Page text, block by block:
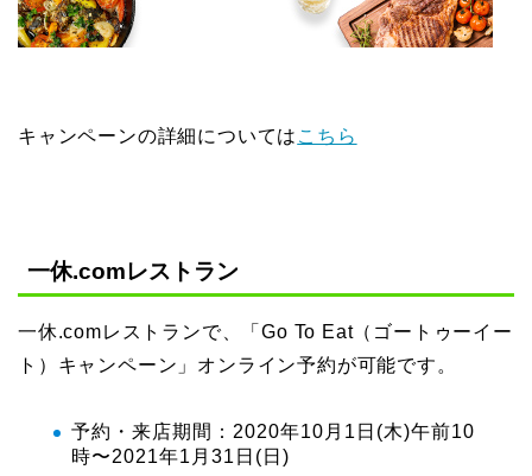
キャンペーンの詳細については こちら
一休.comレストラン
一休.comレストランで、「Go To Eat（ゴートゥーイー
ト）キャンペーン」オンライン予約が可能です。
予約・来店期間：2020年10月1日(木)午前10
時〜2021年1月31日(日)